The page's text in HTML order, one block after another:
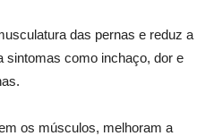
das pernas e reduz a
sintomas como inchaço, dor e
os músculos, melhoram a